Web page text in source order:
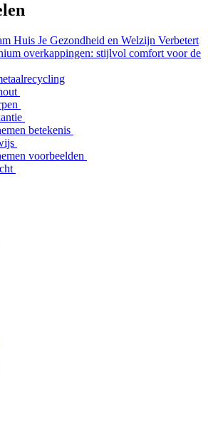
Huis Je Gezondheid en Welzijn Verbetert
overkappingen: stijlvol comfort voor de
betekenis
voorbeelden